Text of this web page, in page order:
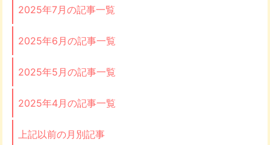
2025年7月の記事一覧
2025年6月の記事一覧
2025年5月の記事一覧
2025年4月の記事一覧
上記以前の月別記事